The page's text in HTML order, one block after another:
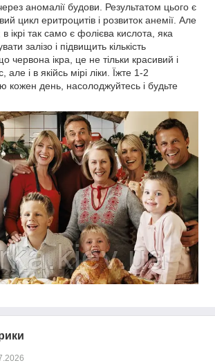
аномалії будови. Результатом цього є
цикл еритроцитів і розвиток анемії. Але
ікрі так само є фолієва кислота, яка
залізо і підвищить кількість
червона ікра, це не тільки красивий і
але і в якійсь мірі ліки. Їжте 1-2
кожен день, насолоджуйтесь і будьте